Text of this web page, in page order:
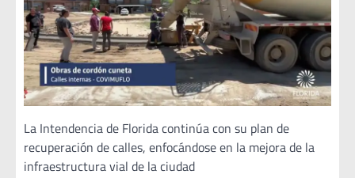
La Intendencia de Florida continúa con su plan de
recuperación de calles, enfocándose en la mejora de la
infraestructura vial de la ciudad